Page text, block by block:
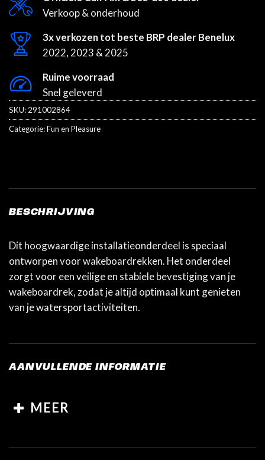
Verkoop & onderhoud
3x verkozen tot beste BRP dealer Benelux
2022, 2023 & 2025
Ruime voorraad
Snel geleverd
SKU:291002864
Categorie:Fun en Pleasure
BESCHRIJVING
Dit hoogwaardige installatieonderdeel is speciaal
ontworpen voor wakeboardrekken. Het onderdeel
zorgt voor een veilige en stabiele bevestiging van je
wakeboardrek, zodat je altijd optimaal kunt genieten
van je watersportactiviteiten.
AANVULLENDE INFORMATIE
MEER